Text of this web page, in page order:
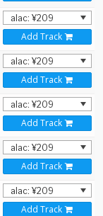
Add Track
Add Track
Add Track
Add Track
Add Track